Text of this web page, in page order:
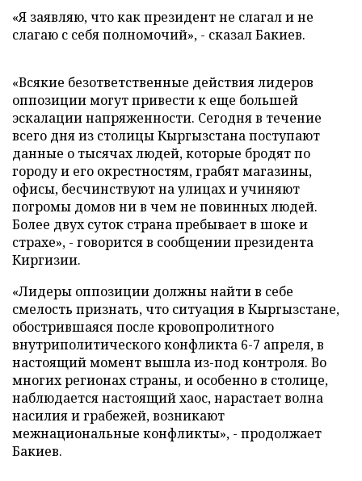
«Я заявляю, что как президент не слагал и не
слагаю с себя полномочий», - сказал Бакиев.
«Всякие безответственные действия лидеров
оппозиции могут привести к еще большей
эскалации напряженности. Сегодня в течение
всего дня из столицы Кыргызстана поступают
данные о тысячах людей, которые бродят по
городу и его окрестностям, грабят магазины,
офисы, бесчинствуют на улицах и учиняют
погромы домов ни в чем не повинных людей.
Более двух суток страна пребывает в шоке и
страхе», - говорится в сообщении президента
Киргизии.
«Лидеры оппозиции должны найти в себе
смелость признать, что ситуация в Кыргызстане,
обострившаяся после кровопролитного
внутриполитического конфликта 6-7 апреля, в
настоящий момент вышла из-под контроля. Во
многих регионах страны, и особенно в столице,
наблюдается настоящий хаос, нарастает волна
насилия и грабежей, возникают
межнациональные конфликты», - продолжает
Бакиев.